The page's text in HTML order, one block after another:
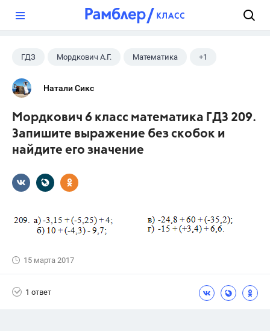
ГДЗ Мордкович А.Г. Математика +1
6 класс
Натали Сикс
Мордкович 6 класс математика ГДЗ 209.
Запишите выражение без скобок и
найдите его значение
15 марта 2017
1 ответ